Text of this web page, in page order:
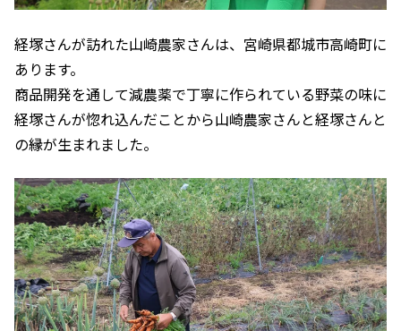
経塚さんが訪れた山崎農家さんは、宮崎県都城市高崎町に
あります。
商品開発を通して減農薬で丁寧に作られている野菜の味に
経塚さんが惚れ込んだことから山崎農家さんと経塚さんと
の縁が生まれました。